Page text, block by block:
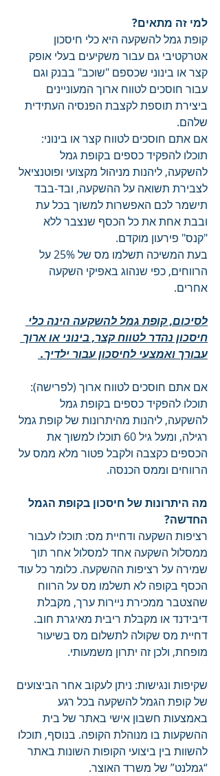
למי זה מתאים?
קופת גמל להשקעה היא כלי חיסכון
אטרקטיבי גם עבור משקיעים בעלי אופק
קצר או בינוני שכספם "שוכב" בבנק וגם
עבור חוסכים לטווח ארוך המעוניינים
ביצירת תוספת לקצבת הפנסיה העתידית
שלהם.
אם אתם חוסכים לטווח קצר או בינוני:
תוכלו להפקיד כספים בקופת גמל
להשקעה, ליהנות מניהול מקצועי ופוטנציאל
לצבירת תשואה על ההשקעה, ובד-בבד
תישמר לכם האפשרות למשוך בכל עת
ובבת אחת את כל הכסף שנצבר ללא
"קנס" פירעון מוקדם.
בעת המשיכה תשלמו מס של 25% על
הרווחים, כפי שנהוג באפיקי השקעה
אחרים.
לסיכום, קופת גמל להשקעה הינה כלי
חיסכון נהדר לטווח קצר, בינוני או ארוך
עבורך ואמצעי לחיסכון עבור ילדיך.
אם אתם חוסכים לטווח ארוך (לפרישה):
תוכלו להפקיד כספים בקופת גמל
להשקעה, ליהנות מהיתרונות של קופת גמל
רגילה, ומעל גיל 60 תוכלו למשוך את
הכספים כקצבה ולקבל פטור מלא ממס על
הרווחים וממס הכנסה.
מה היתרונות של חיסכון בקופת הגמל
החדשה?
רציפות השקעה ודחיית מס: תוכלו לעבור
ממסלול השקעה אחד למסלול אחר תוך
שמירה על רציפות ההשקעה. כלומר כל עוד
הכסף בקופה לא תשלמו מס על הרווח
שהצטבר ממכירת ניירות ערך, מקבלת
דיבידנד או מקבלת ריבית מאיגרת חוב.
דחיית מס שקולה לתשלום מס בשיעור
מופחת, ולכן זה יתרון משמעותי.
שקיפות ונגישות: ניתן לעקוב אחר הביצועים
של קופת הגמל להשקעה בכל רגע
באמצעות חשבון אישי באתר של בית
ההשקעות בו מנוהלת הקופה. בנוסף, תוכלו
להשוות בין ביצועי הקופות השונות באתר
“גמלנט” של משרד האוצר.